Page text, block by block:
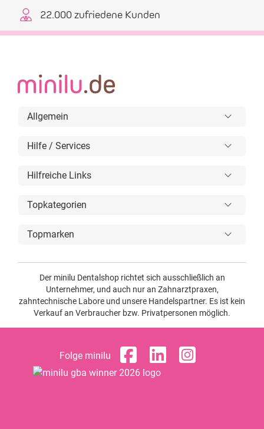
22.000 zufriedene Kunden
Allgemein
Hilfe / Services
Hilfreiche Links
Topkategorien
Topmarken
Der minilu Dentalshop richtet sich ausschließlich an
Unternehmer, und auch nur an Zahnarztpraxen,
zahntechnische Labore und unsere Handelspartner. Es ist kein
Verkauf an Verbraucher bzw. Privatpersonen möglich.
Folge minilu